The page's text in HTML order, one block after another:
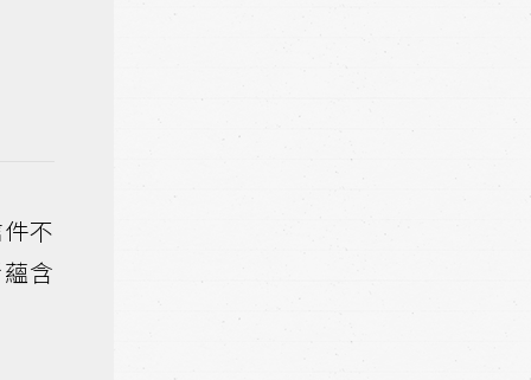
不
含